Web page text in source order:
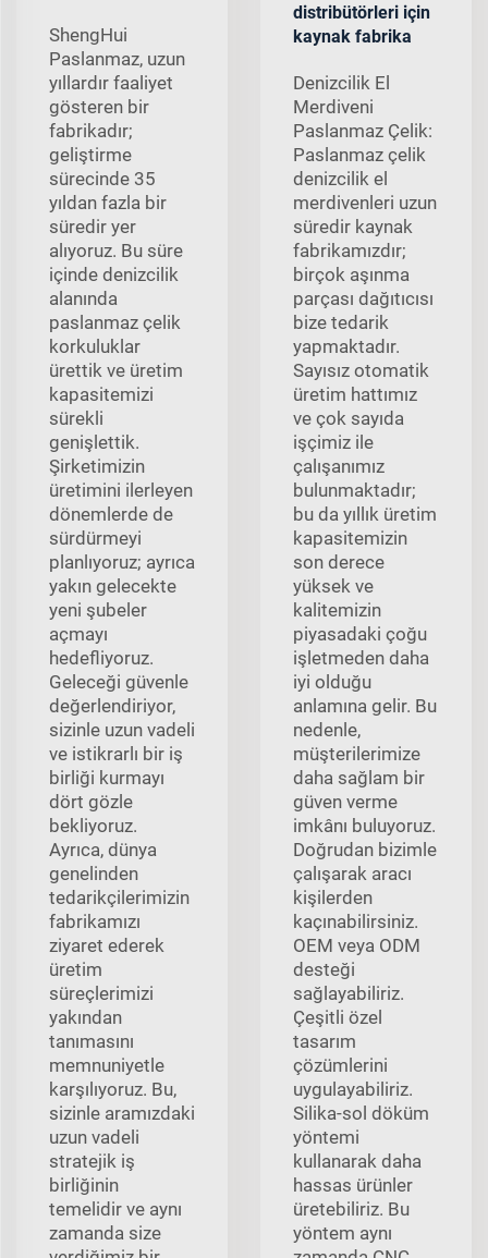
ShengHui
Paslanmaz, uzun
yıllardır faaliyet
gösteren bir
fabrikadır;
geliştirme
sürecinde 35
yıldan fazla bir
süredir yer
alıyoruz. Bu süre
içinde denizcilik
alanında
paslanmaz çelik
korkuluklar
ürettik ve üretim
kapasitemizi
sürekli
genişlettik.
Şirketimizin
üretimini ilerleyen
dönemlerde de
sürdürmeyi
planlıyoruz; ayrıca
yakın gelecekte
yeni şubeler
açmayı
hedefliyoruz.
Geleceği güvenle
değerlendiriyor,
sizinle uzun vadeli
ve istikrarlı bir iş
birliği kurmayı
dört gözle
bekliyoruz.
Ayrıca, dünya
genelinden
tedarikçilerimizin
fabrikamızı
ziyaret ederek
üretim
süreçlerimizi
yakından
tanımasını
memnuniyetle
karşılıyoruz. Bu,
sizinle aramızdaki
uzun vadeli
stratejik iş
birliğinin
temelidir ve aynı
zamanda size
distribütörleri için
kaynak fabrika
Denizcilik El
Merdiveni
Paslanmaz Çelik:
Paslanmaz çelik
denizcilik el
merdivenleri uzun
süredir kaynak
fabrikamızdır;
birçok aşınma
parçası dağıtıcısı
bize tedarik
yapmaktadır.
Sayısız otomatik
üretim hattımız
ve çok sayıda
işçimiz ile
çalışanımız
bulunmaktadır;
bu da yıllık üretim
kapasitemizin
son derece
yüksek ve
kalitemizin
piyasadaki çoğu
işletmeden daha
iyi olduğu
anlamına gelir. Bu
nedenle,
müşterilerimize
daha sağlam bir
güven verme
imkânı buluyoruz.
Doğrudan bizimle
çalışarak aracı
kişilerden
kaçınabilirsiniz.
OEM veya ODM
desteği
sağlayabiliriz.
Çeşitli özel
tasarım
çözümlerini
uygulayabiliriz.
Silika-sol döküm
yöntemi
kullanarak daha
hassas ürünler
üretebiliriz. Bu
yöntem aynı